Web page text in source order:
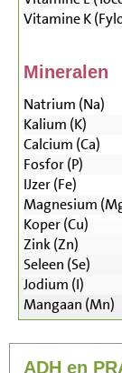
Vitamine K
Mineralen
Natrium (Na)
Kalium (K)
Calcium (Ca)
Fosfor (P)
IJzer (Fe)
Magnesium
Koper (Cu)
Zink (Zn)
Seleen (Se)
Jodium (I)
Mangaan (Mn)
ADH en